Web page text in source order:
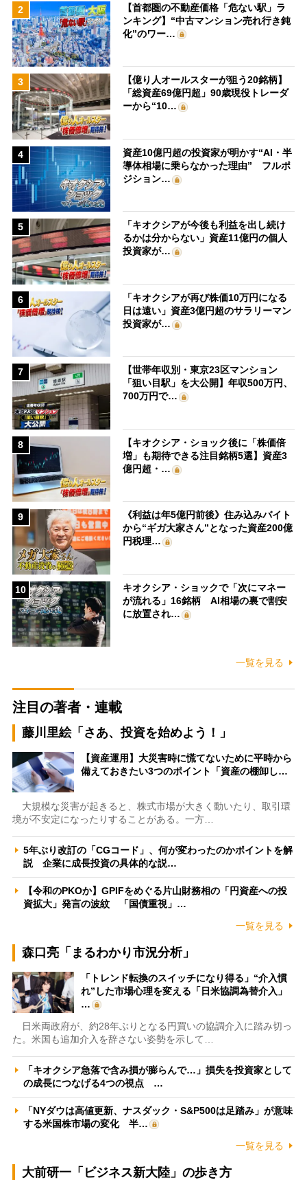
2
【首都圏の不動産価格「危ない駅」ラ
ンキング】“中古マンション売れ行き鈍
化”のワー…
3
【億り人オールスターが狙う20銘柄】
「総資産69億円超」90歳現役トレーダ
ーから“10…
4
資産10億円超の投資家が明かす“AI・半
導体相場に乗らなかった理由” フルポ
ジション…
5
「キオクシアが今後も利益を出し続け
るかは分からない」資産11億円の個人
投資家が…
6
「キオクシアが再び株価10万円になる
日は遠い」資産3億円超のサラリーマン
投資家が…
7
【世帯年収別・東京23区マンション
「狙い目駅」を大公開】年収500万円、
700万円で…
8
【キオクシア・ショック後に「株価倍
増」も期待できる注目銘柄5選】資産3
億円超・…
9
《利益は年5億円前後》住み込みバイト
から“ギガ大家さん”となった資産200億
円税理…
10
キオクシア・ショックで「次にマネー
が流れる」16銘柄 AI相場の裏で割安
に放置され…
一覧を見る
注目の著者・連載
藤川里絵「さあ、投資を始めよう！」
【資産運用】大災害時に慌てないために平時から
備えておきたい3つのポイント「資産の棚卸し…
大規模な災害が起きると、株式市場が大きく動いたり、取引環
境が不安定になったりすることがある。一方…
5年ぶり改訂の「CGコード」、何が変わったのかポイントを解
説 企業に成長投資の具体的な説…
【令和のPKOか】GPIFをめぐる片山財務相の「円資産への投
資拡大」発言の波紋 「国債重視」…
一覧を見る
森口亮「まるわかり市況分析」
「トレンド転換のスイッチになり得る」“介入慣
れ”した市場心理を変える「日米協調為替介入」
…
日米両政府が、約28年ぶりとなる円買いの協調介入に踏み切っ
た。米国も追加介入を辞さない姿勢を示して…
「キオクシア急落で含み損が膨らんで…」損失を投資家として
の成長につなげる4つの視点 …
「NYダウは高値更新、ナスダック・S&P500は足踏み」が意味
する米国株市場の変化 半…
一覧を見る
大前研一「ビジネス新大陸」の歩き方